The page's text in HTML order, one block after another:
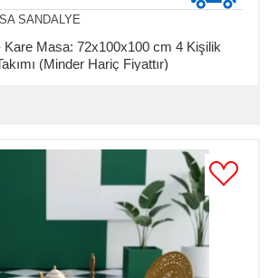
SANDALYE
Masa: 72x100x100 cm 4 Kişilik
(Minder Hariç Fiyattır)